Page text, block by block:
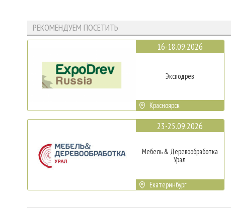
РЕКОМЕНДУЕМ ПОСЕТИТЬ
16-18.09.2026
Эксподрев
Красноярск
23-25.09.2026
Мебель & Деревообработка
Урал
Екатеринбург